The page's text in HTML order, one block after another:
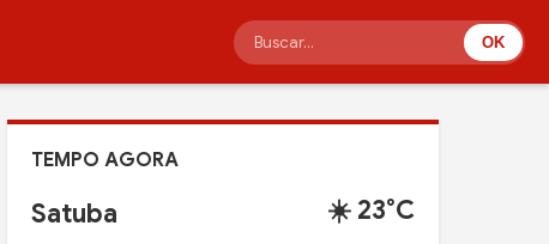
OK
TEMPO AGORA
Satuba ☀️ 23°C